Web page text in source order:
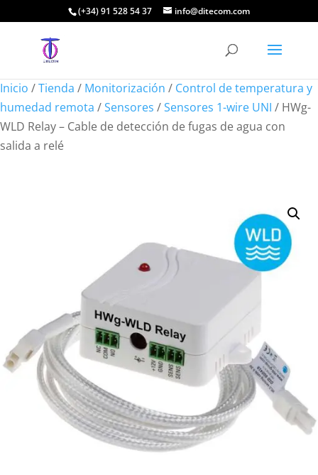
(+34) 91 528 54 37 info@ditecom.com
Inicio /Tienda / Monitorización / Control de temperatura y
humedad remota /Sensores /Sensores 1-wire UNI / HWg-
WLD Relay – Cable de detección de fugas de agua con
salida a relé